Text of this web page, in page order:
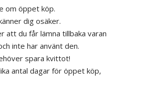
om öppet köp.
dig osäker.
att du får lämna tillbaka varan
inte har använt den.
spara kvittot!
antal dagar för öppet köp,